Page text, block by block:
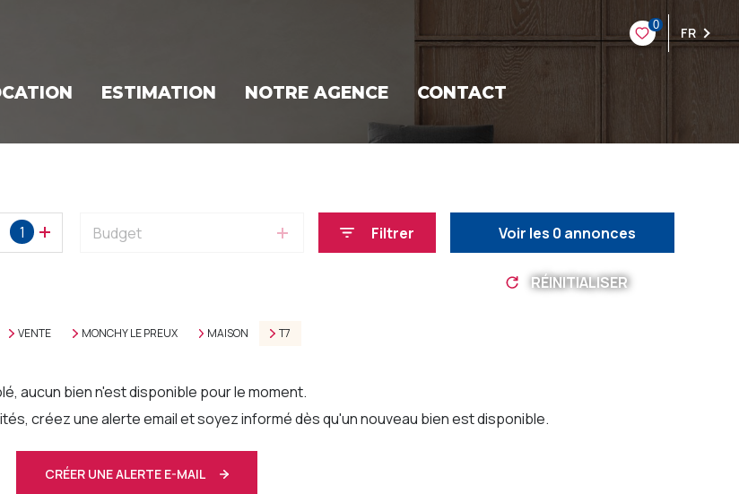
0 FR
ESTIMATION NOTRE AGENCE CONTACT
1 Budget Filtrer Voir les 0 annonces
RÉINITIALISER
VENTE MONCHY LE PREUX MAISON T7
aucun bien n'est disponible pour le moment.
créez une alerte email et soyez informé dès qu'un nouveau bien est disponible.
CRÉER UNE ALERTE E-MAIL